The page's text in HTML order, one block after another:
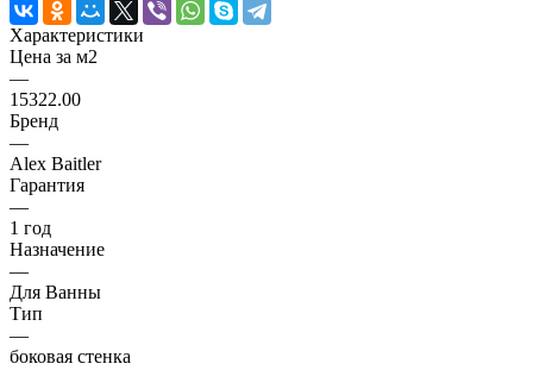
Характеристики
Цена за м2
—
15322.00
Бренд
—
Alex Baitler
Гарантия
—
1 год
Назначение
—
Для Ванны
Тип
—
боковая стенка